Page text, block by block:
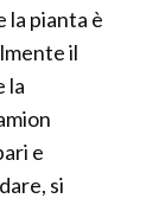
la pianta è
il
la
e
si